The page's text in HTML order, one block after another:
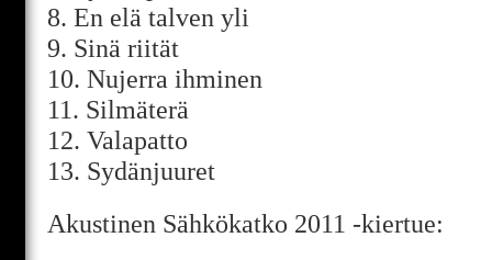
8. En elä talven yli
9. Sinä riität
10. Nujerra ihminen
11. Silmäterä
12. Valapatto
13. Sydänjuuret
Akustinen Sähkökatko 2011 -kiertue: